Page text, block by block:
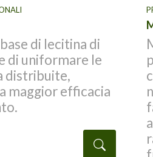
di lecitina di
uniformare le
efficacia
Dettaglio